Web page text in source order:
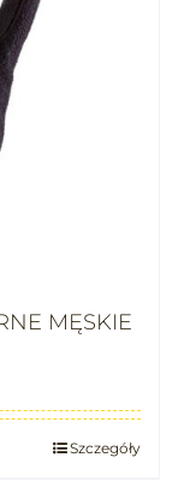
MĘSKIE
Szczegóły